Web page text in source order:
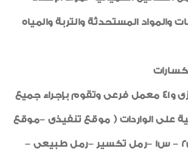
والمواد المستحدثة والتربة والمياه
تضم معمل مركزى و41 معمل فرعى وتقوم بإجراء جميع
على الواردات ( موقع تنفيذى –موقع
خلاطه) (س3- س2 – س1 –رمل تكسير –رمل طبيعى –